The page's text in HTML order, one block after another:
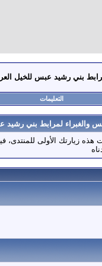
بني رشيد عبس للخيل
التعليمات
والغبراء لمرابط بني رشيد
هذه زيارتك الأولى